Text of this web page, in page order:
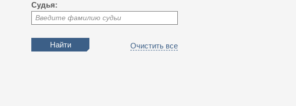
Судья:
Введите фамилию судьи
Очистить все